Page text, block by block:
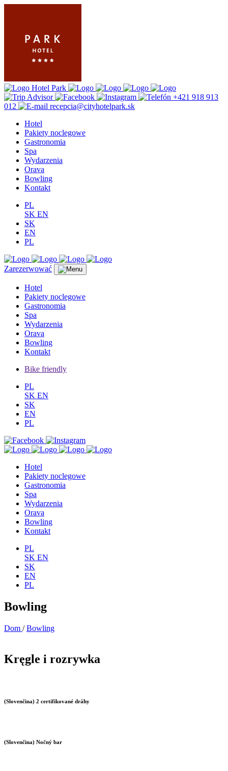
+421 918 913
012
recepcia@cityhotelpark.sk
Hotel
Pakiety noclegowe
Gastronomia
Spa
Wydarzenia
Orava
Bowling
Kontakt
PL
SK EN
SK
EN
PL
Zarezerwować
Hotel
Pakiety noclegowe
Gastronomia
Spa
Wydarzenia
Orava
Bowling
Kontakt
Bike friendly
PL
SK EN
SK
EN
PL
Hotel
Pakiety noclegowe
Gastronomia
Spa
Wydarzenia
Orava
Bowling
Kontakt
PL
SK EN
SK
EN
PL
Bowling
Dom /Bowling
Kręgle i rozrywka
(Slovenčina) 2 certifikované dráhy
(Slovenčina) Nočný bar